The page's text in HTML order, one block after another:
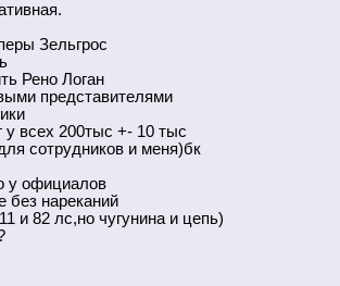
Зельгрос
Рено Логан
представителями
у всех 200тыс +- 10 тыс
сотрудников и меня)бк
у официалов
без нареканий
и 82 лс,но чугунина и цепь)